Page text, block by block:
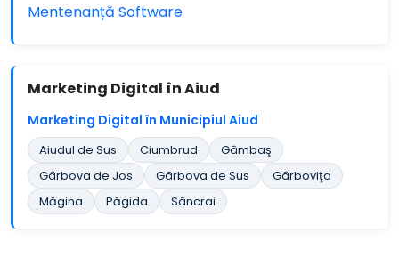
Mentenanță Software
Marketing Digital în Aiud
Marketing Digital în Municipiul Aiud
Aiudul de Sus Ciumbrud
Gâmbaş
Gârbova de Jos
Gârbova de Sus
Gârboviţa
Măgina
Păgida Sâncrai